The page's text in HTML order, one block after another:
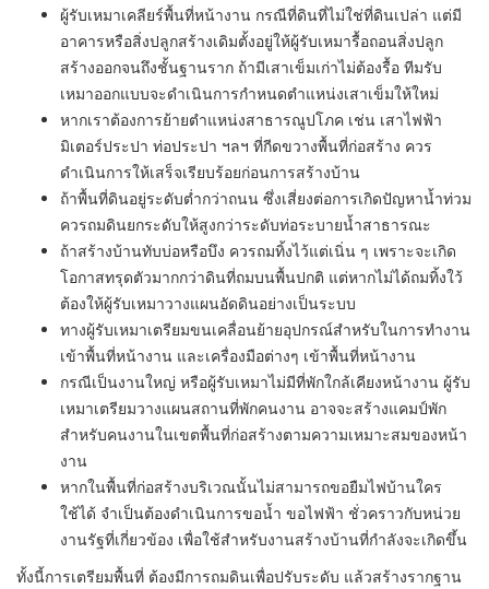
ผู้รับเหมาเคลียร์พื้นที่หน้างาน กรณีที่ดินที่ไม่ใช่ที่ดินเปล่า แต่มี
อาคารหรือสิ่งปลูกสร้างเดิมตั้งอยู่ให้ผู้รับเหมารื้อถอนสิ่งปลูก
สร้างออกจนถึงชั้นฐานราก ถ้ามีเสาเข็มเก่าไม่ต้องรื้อ ทีมรับ
เหมาออกแบบจะดำเนินการกำหนดตำแหน่งเสาเข็มให้ใหม่
หากเราต้องการย้ายตำแหน่งสาธารณูปโภค เช่น เสาไฟฟ้า
มิเตอร์ประปา ท่อประปา ฯลฯ ที่กีดขวางพื้นที่ก่อสร้าง ควร
ดำเนินการให้เสร็จเรียบร้อยก่อนการสร้างบ้าน
ถ้าพื้นที่ดินอยู่ระดับต่ำกว่าถนน ซึ่งเสี่ยงต่อการเกิดปัญหาน้ำท่วม
ควรถมดินยกระดับให้สูงกว่าระดับท่อระบายน้ำสาธารณะ
ถ้าสร้างบ้านทับบ่อหรือบึง ควรถมทิ้งไว้แต่เนิ่น ๆ เพราะจะเกิด
โอกาสทรุดตัวมากกว่าดินที่ถมบนพื้นปกติ แต่หากไม่ได้ถมทิ้งใว้
ต้องให้ผู้รับเหมาวางแผนอัดดินอย่างเป็นระบบ
ทางผู้รับเหมาเตรียมขนเคลื่อนย้ายอุปกรณ์สำหรับในการทำงาน
เข้าพื้นที่หน้างาน และเครื่องมือต่างๆ เข้าพื้นที่หน้างาน
กรณีเป็นงานใหญ่ หรือผู้รับเหมาไม่มีที่พักใกล้เคียงหน้างาน ผู้รับ
เหมาเตรียมวางแผนสถานที่พักคนงาน อาจจะสร้างแคมป์พัก
สำหรับคนงานในเขตพื้นที่ก่อสร้างตามความเหมาะสมของหน้า
งาน
หากในพื้นที่ก่อสร้างบริเวณนั้นไม่สามารถขอยืมไฟบ้านใคร
ใช้ได้ จำเป็นต้องดำเนินการขอน้ำ ขอไฟฟ้า ชั่วคราวกับหน่วย
งานรัฐที่เกี่ยวข้อง เพื่อใช้สำหรับงานสร้างบ้านที่กำลังจะเกิดขึ้น
ทั้งนี้การเตรียมพื้นที่ ต้องมีการถมดินเพื่อปรับระดับ แล้วสร้างรากฐาน